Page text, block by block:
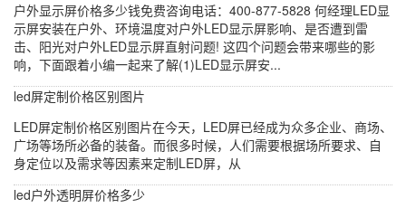
户外显示屏价格多少钱免费咨询电话：400-877-5828 何经理LED显
示屏安装在户外、环境温度对户外LED显示屏影响、是否遭到雷
击、阳光对户外LED显示屏直射问题! 这四个问题会带来哪些的影
响，下面跟着小编一起来了解(1)LED显示屏安...
led屏定制价格区别图片
LED屏定制价格区别图片在今天，LED屏已经成为众多企业、商场、
广场等场所必备的装备。而很多时候，人们需要根据场所要求、自
身定位以及需求等因素来定制LED屏，从
led户外透明屏价格多少